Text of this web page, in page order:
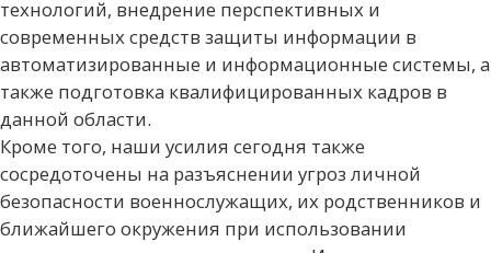
технологий, внедрение перспективных и
современных средств защиты информации в
автоматизированные и информационные системы, а
также подготовка квалифицированных кадров в
данной области.
Кроме того, наши усилия сегодня также
сосредоточены на разъяснении угроз личной
безопасности военнослужащих, их родственников и
ближайшего окружения при использовании